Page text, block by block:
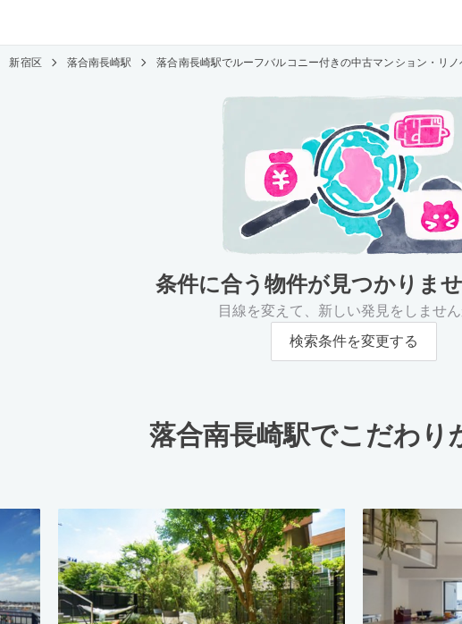
新宿区 落合南長崎駅 落合南長崎駅でルーフバルコニー付きの中古マンション・リ
条件に合う物件が見つかりま
目線を変えて、新しい発見をしません
検索条件を変更する
落合南長崎駅でこだわり